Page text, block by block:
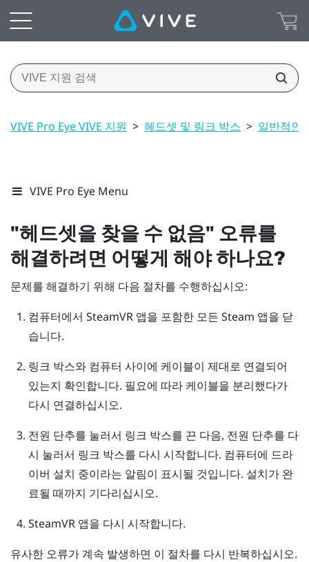
VIVE Pro Eye VIVE 지원 > 헤드셋 및 링크 박스 > 일반적인
VIVE Pro Eye Menu
"‍헤드셋을 찾을 수 없음"‍ 오류를
해결하려면 어떻게 해야 하나요?
문제를 해결하기 위해 다음 절차를 수행하십시오:
컴퓨터에서 SteamVR앱을 포함한 모든 Steam 앱을 닫
습니다.
링크 박스와 컴퓨터 사이에 케이블이 제대로 연결되어
있는지 확인합니다. 필요에 따라 케이블을 분리했다가
다시 연결하십시오.
전원 단추를 눌러서 링크 박스를 끈 다음, 전원 단추를 다
시 눌러서 링크 박스를 다시 시작합니다. 컴퓨터에 드라
이버 설치 중이라는 알림이 표시될 것입니다. 설치가 완
료될 때까지 기다리십시오.
SteamVR앱을 다시 시작합니다.
유사한 오류가 계속 발생하면 이 절차를 다시 반복하십시오.